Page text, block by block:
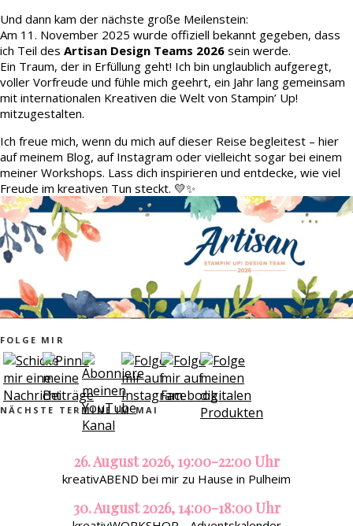
Und dann kam der nächste große Meilenstein:
Am 11. November 2025 wurde offiziell bekannt gegeben, dass
ich Teil des Artisan Design Teams 2026 sein werde.
Ein Traum, der in Erfüllung geht! Ich bin unglaublich aufgeregt,
voller Vorfreude und fühle mich geehrt, ein Jahr lang gemeinsam
mit internationalen Kreativen die Welt von Stampin’ Up!
mitzugestalten.
Ich freue mich, wenn du mich auf dieser Reise begleitest – hier
auf meinem Blog, auf Instagram oder vielleicht sogar bei einem
meiner Workshops. Lass dich inspirieren und entdecke, wie viel
Freude im kreativen Tun steckt. 💛✨
FOLGE MIR
NÄCHSTE TERMINE IM MAI
26. August 2026, 19:00-22:00 Uhr
kreativABEND bei mir zu Hause in Pulheim
30. August 2026, 14:00-18:00 Uhr